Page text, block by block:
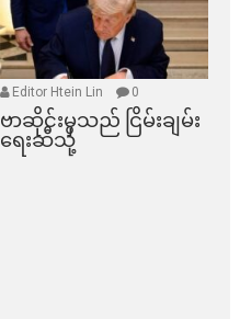
Editor Htein Lin 0
ဗာဆိုင်းမှသည် ငြိမ်းချမ်း
ရေးဆီသို့